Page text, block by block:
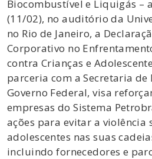
Biocombustível e Liquigás –
(11/02), no auditório da
no Rio de Janeiro, a
Corporativo no
contra Crianças e
parceria com a Secretaria
Governo Federal, visa
empresas do Sistema
ações para evitar a violência
adolescentes nas suas
incluindo fornecedores e